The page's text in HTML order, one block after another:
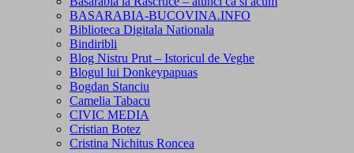
BASARABIA-BUCOVINA.INFO
Biblioteca Digitala Nationala
Bindiribli
Blog Nistru Prut – Istoricul de Veghe
Blogul lui Donkeypapuas
Bogdan Stanciu
Camelia Tabacu
CIVIC MEDIA
Cristian Botez
Cristina Nichitus Roncea